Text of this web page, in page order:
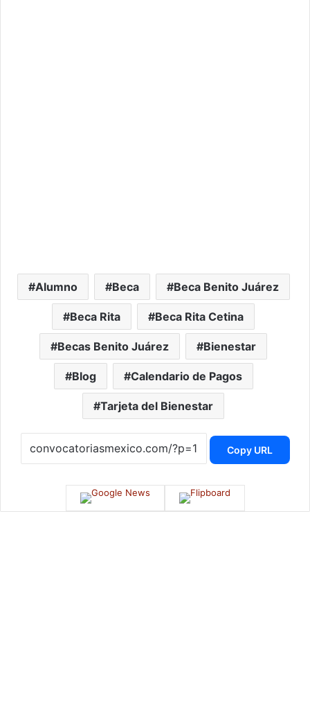
Alumno Beca Beca Benito Juárez
Beca Rita Beca Rita Cetina
Becas Benito Juárez Bienestar
Blog Calendario de Pagos
Tarjeta del Bienestar
Copy URL